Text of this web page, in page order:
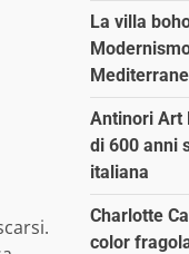
La villa
Antinori Art
di 600 anni
italiana
Charlotte
color